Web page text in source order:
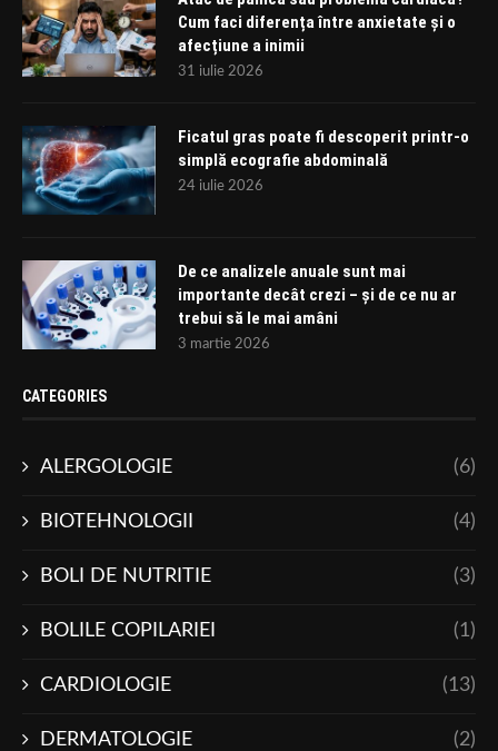
Cum faci diferența între anxietate și o
afecțiune a inimii
31 iulie 2026
Ficatul gras poate fi descoperit printr-o
simplă ecografie abdominală
24 iulie 2026
De ce analizele anuale sunt mai
importante decât crezi – și de ce nu ar
trebui să le mai amâni
3 martie 2026
CATEGORIES
ALERGOLOGIE (6)
BIOTEHNOLOGII (4)
BOLI DE NUTRITIE (3)
BOLILE COPILARIEI (1)
CARDIOLOGIE (13)
DERMATOLOGIE (2)